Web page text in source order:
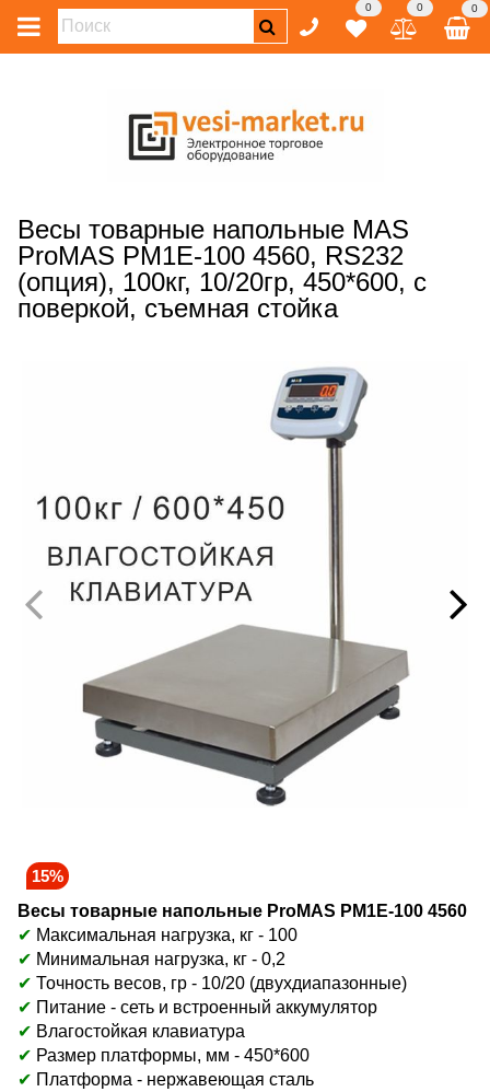
0 0 0
Весы товарные напольные MAS
ProMAS PM1E-100 4560, RS232
(опция), 100кг, 10/20гр, 450*600, с
поверкой, съемная стойка
15%
Весы товарные напольные ProMAS PM1E-100 4560
✔ Максимальная нагрузка, кг - 100
✔ Минимальная нагрузка, кг - 0,2
✔ Точность весов, гр - 10/20 (двухдиапазонные)
✔ Питание - сеть и встроенный аккумулятор
✔ Влагостойкая клавиатура
✔ Размер платформы, мм - 450*600
✔ Платформа - нержавеющая сталь